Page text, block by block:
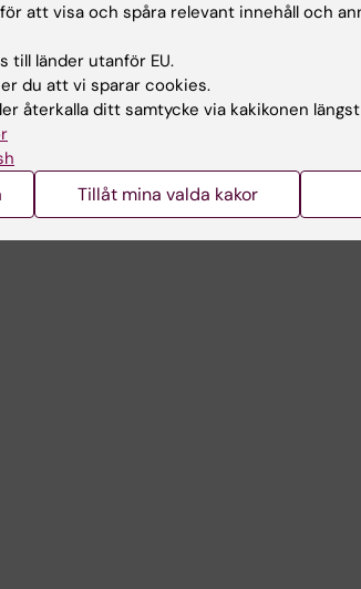
för att visa och spåra relevant innehåll och
till länder utanför EU.
du att vi sparar cookies.
återkalla ditt samtycke via kakikonen
Tillåt mina valda kakor